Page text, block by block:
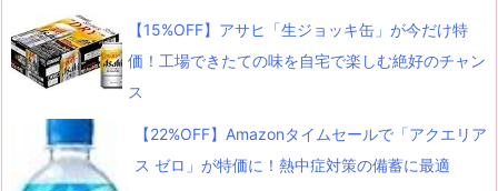
【15%OFF】アサヒ「生ジョッキ缶」が今だけ特
価！工場できたての味を自宅で楽しむ絶好のチャン
ス
【22%OFF】Amazonタイムセールで「アクエリア
ス ゼロ」が特価に！熱中症対策の備蓄に最適